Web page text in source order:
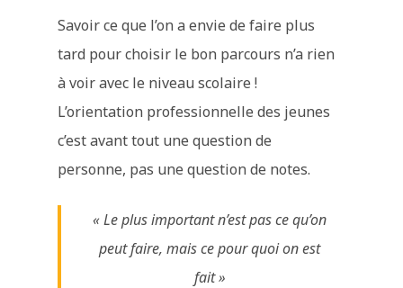
Savoir ce que l’on a envie de faire plus
tard pour choisir le bon parcours n’a rien
à voir avec le niveau scolaire !
L’orientation professionnelle des jeunes
c’est avant tout une question de
personne, pas une question de notes.
« Le plus important n’est pas ce qu’on
peut faire, mais ce pour quoi on est
fait »